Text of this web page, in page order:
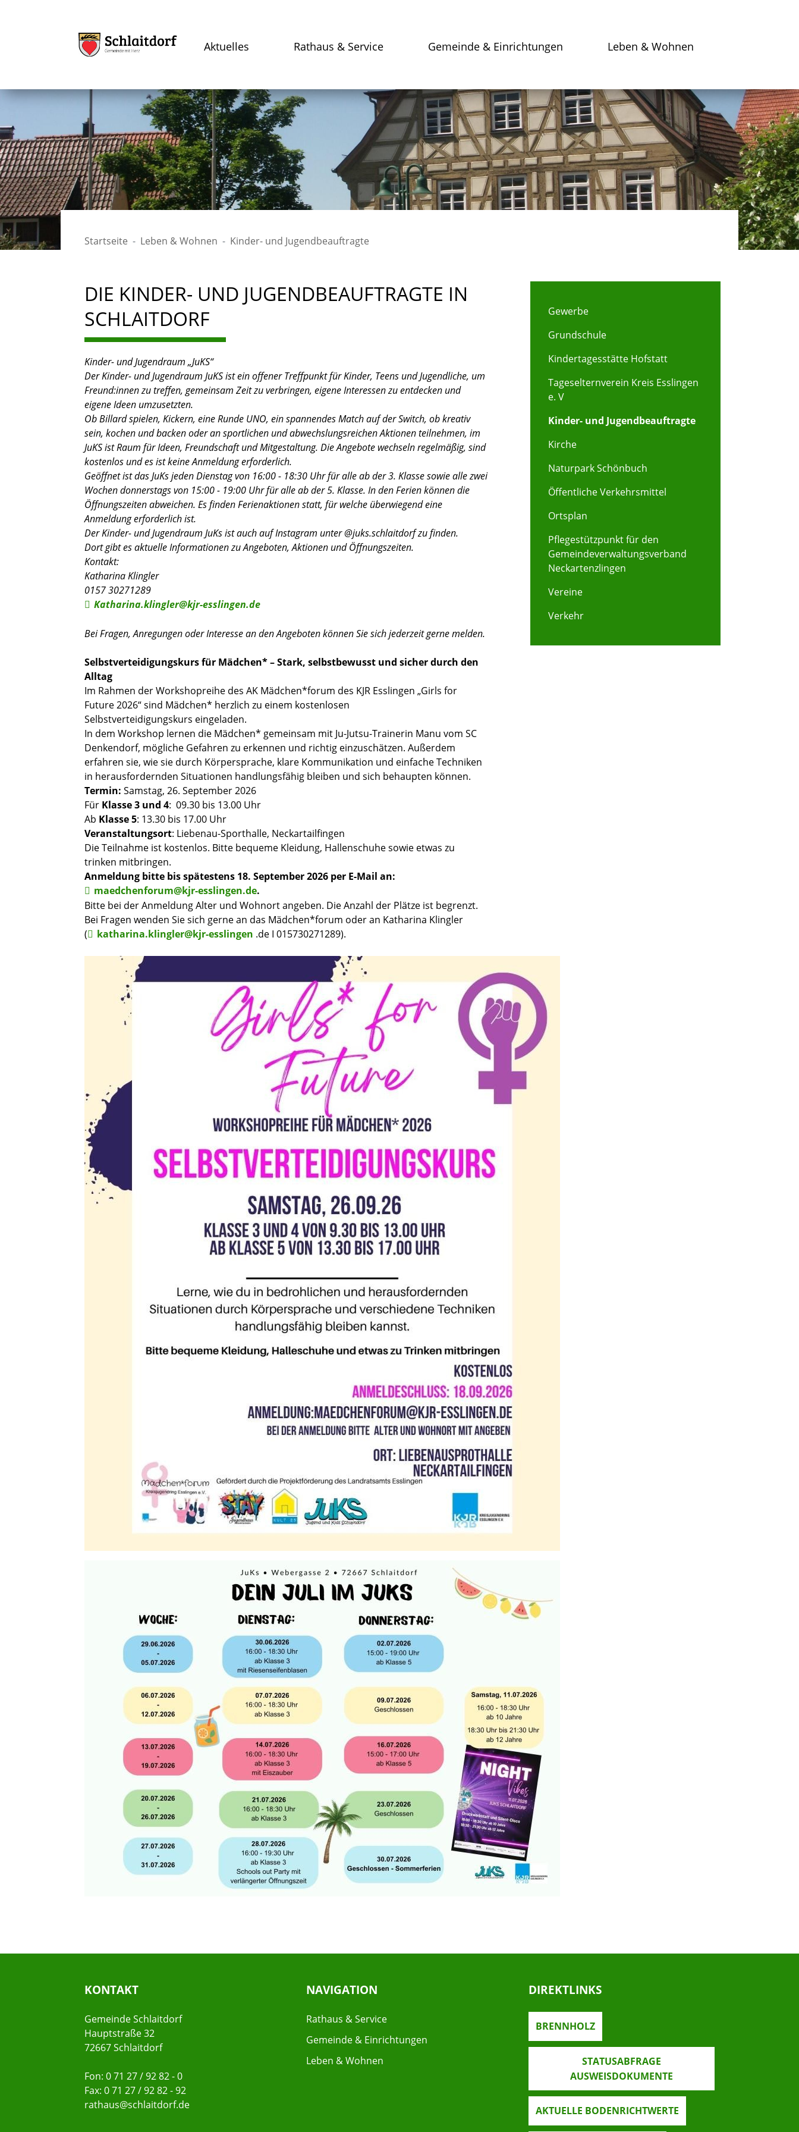
Aktuelles Rathaus & Service Gemeinde & Einrichtungen Leben & Wohnen
Startseite Leben & Wohnen Kinder- und Jugendbeauftragte
DIE KINDER- UND JUGENDBEAUFTRAGTE IN
SCHLAITDORF
Kinder- und Jugendraum „JuKS“
Der Kinder- und Jugendraum JuKS ist ein offener Treffpunkt für Kinder, Teens und Jugendliche, um
Freund:innen zu treffen, gemeinsam Zeit zu verbringen, eigene Interessen zu entdecken und
eigene Ideen umzusetzten.
Ob Billard spielen, Kickern, eine Runde UNO, ein spannendes Match auf der Switch, ob kreativ
sein, kochen und backen oder an sportlichen und abwechslungsreichen Aktionen teilnehmen, im
JuKS ist Raum für Ideen, Freundschaft und Mitgestaltung. Die Angebote wechseln regelmäßig, sind
kostenlos und es ist keine Anmeldung erforderlich.
Geöffnet ist das JuKs jeden Dienstag von 16:00 - 18:30 Uhr für alle ab der 3. Klasse sowie alle zwei
Wochen donnerstags von 15:00 - 19:00 Uhr für alle ab der 5. Klasse. In den Ferien können die
Öffnungszeiten abweichen. Es finden Ferienaktionen statt, für welche überwiegend eine
Anmeldung erforderlich ist.
Der Kinder- und Jugendraum JuKs ist auch auf Instagram unter @juks.schlaitdorf zu finden.
Dort gibt es aktuelle Informationen zu Angeboten, Aktionen und Öffnungszeiten.
Kontakt:
Katharina Klingler
0157 30271289
Katharina.klingler@kjr-esslingen.de
Bei Fragen, Anregungen oder Interesse an den Angeboten können Sie sich jederzeit gerne melden.
Selbstverteidigungskurs für Mädchen* – Stark, selbstbewusst und sicher durch den
Alltag
Im Rahmen der Workshopreihe des AK Mädchen*forum des KJR Esslingen „Girls for
Future 2026“ sind Mädchen* herzlich zu einem kostenlosen
Selbstverteidigungskurs eingeladen.
In dem Workshop lernen die Mädchen* gemeinsam mit Ju-Jutsu-Trainerin Manu vom SC
Denkendorf, mögliche Gefahren zu erkennen und richtig einzuschätzen. Außerdem
erfahren sie, wie sie durch Körpersprache, klare Kommunikation und einfache Techniken
in herausfordernden Situationen handlungsfähig bleiben und sich behaupten können.
Termin: Samstag, 26. September 2026
Für Klasse 3 und 4: 09.30 bis 13.00 Uhr
Ab Klasse 5: 13.30 bis 17.00 Uhr
Veranstaltungsort: Liebenau-Sporthalle, Neckartailfingen
Die Teilnahme ist kostenlos. Bitte bequeme Kleidung, Hallenschuhe sowie etwas zu
trinken mitbringen.
Anmeldung bitte bis spätestens 18. September 2026 per E-Mail an:
maedchenforum@kjr-esslingen.de.
Bitte bei der Anmeldung Alter und Wohnort angeben. Die Anzahl der Plätze ist begrenzt.
Bei Fragen wenden Sie sich gerne an das Mädchen*forum oder an Katharina Klingler
(
katharina.klingler@kjr-esslingen .de I 015730271289).
Gewerbe
Grundschule
Kindertagesstätte Hofstatt
Tageselternverein Kreis Esslingen
e. V
Kinder- und Jugendbeauftragte
Kirche
Naturpark Schönbuch
Öffentliche Verkehrsmittel
Ortsplan
Pflegestützpunkt für den
Gemeindeverwaltungsverband
Neckartenzlingen
Vereine
Verkehr
KONTAKT
Gemeinde Schlaitdorf
Hauptstraße 32
72667 Schlaitdorf
Fon: 0 71 27 / 92 82 - 0
Fax: 0 71 27 / 92 82 - 92
rathaus@schlaitdorf.de
NAVIGATION
Rathaus & Service
Gemeinde & Einrichtungen
Leben & Wohnen
DIREKTLINKS
BRENNHOLZ
STATUSABFRAGE
AUSWEISDOKUMENTE
AKTUELLE BODENRICHTWERTE